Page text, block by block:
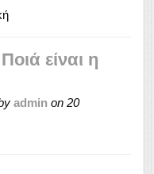
είναι η
admin on 20